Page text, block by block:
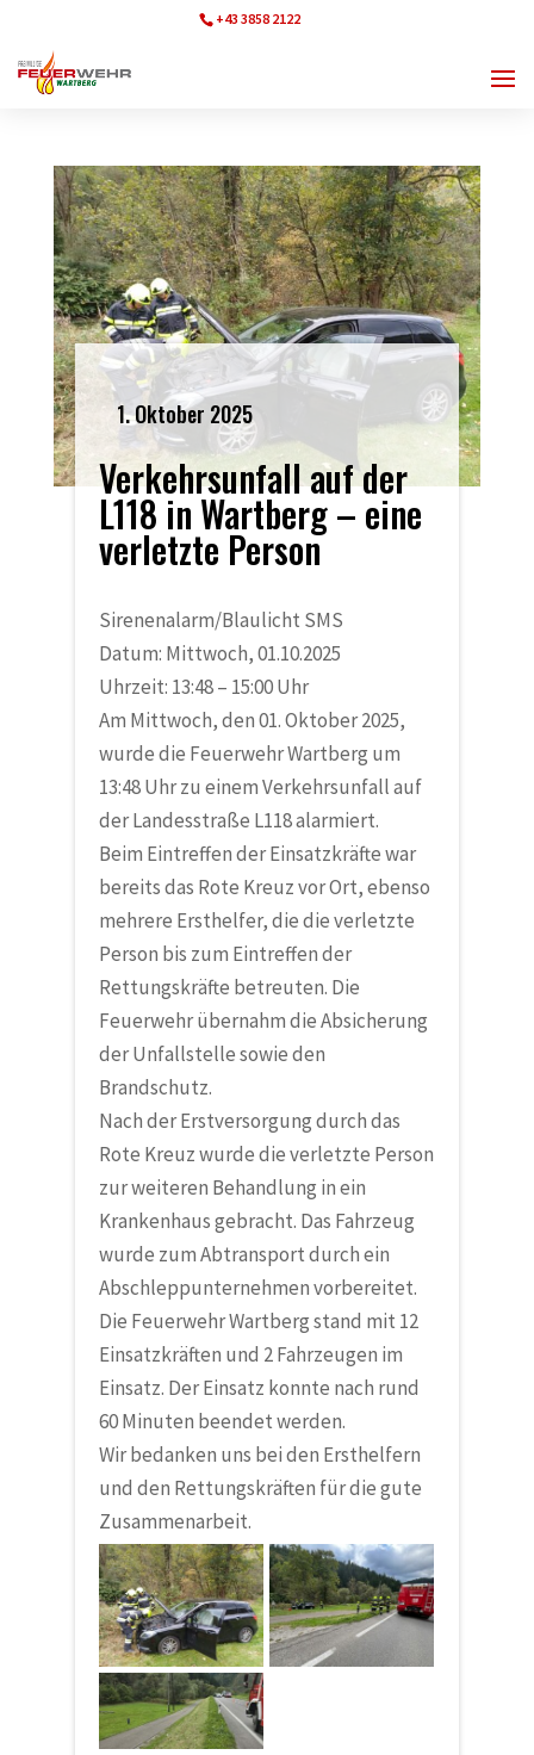
+43 3858 2122
1. Oktober 2025
Verkehrsunfall auf der
L118 in Wartberg – eine
verletzte Person
Sirenenalarm/Blaulicht SMS
Datum: Mittwoch, 01.10.2025
Uhrzeit: 13:48 – 15:00 Uhr
Am Mittwoch, den 01. Oktober 2025,
wurde die Feuerwehr Wartberg um
13:48 Uhr zu einem Verkehrsunfall auf
der Landesstraße L118 alarmiert.
Beim Eintreffen der Einsatzkräfte war
bereits das Rote Kreuz vor Ort, ebenso
mehrere Ersthelfer, die die verletzte
Person bis zum Eintreffen der
Rettungskräfte betreuten. Die
Feuerwehr übernahm die Absicherung
der Unfallstelle sowie den
Brandschutz.
Nach der Erstversorgung durch das
Rote Kreuz wurde die verletzte Person
zur weiteren Behandlung in ein
Krankenhaus gebracht. Das Fahrzeug
wurde zum Abtransport durch ein
Abschleppunternehmen vorbereitet.
Die Feuerwehr Wartberg stand mit 12
Einsatzkräften und 2 Fahrzeugen im
Einsatz. Der Einsatz konnte nach rund
60 Minuten beendet werden.
Wir bedanken uns bei den Ersthelfern
und den Rettungskräften für die gute
Zusammenarbeit.